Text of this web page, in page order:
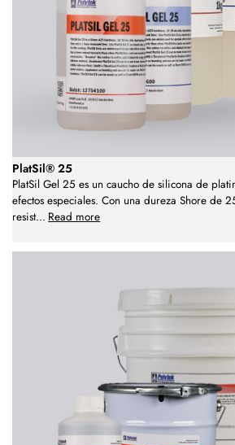
PlatSil® 25
PlatSil Gel 25 es un caucho de silicona de
efectos especiales. Con una dureza Shore de
resist... Read more